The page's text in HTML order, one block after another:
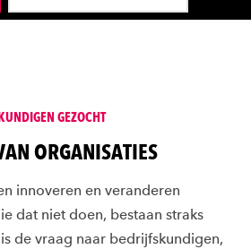
GEZOCHT
ORGANISATIES
innoveren en veranderen
dat niet doen, bestaan straks
de vraag naar bedrijfskundigen,